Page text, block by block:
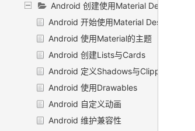
Android 创建使用Material Design的应用
Android 开始使用Material Design
Android 使用Material的主题
Android 创建Lists与Cards
Android 定义Shadows与Clipping视图
Android 使用Drawables
Android 自定义动画
Android 维护兼容性